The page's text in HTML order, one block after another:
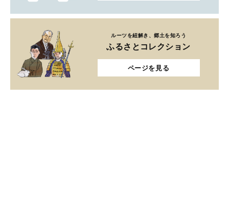
ルーツを紐解き、郷土を知ろう
ふるさとコレクション
ページを見る